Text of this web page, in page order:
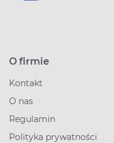
O firmie
Kontakt
O nas
Regulamin
Polityka prywatności